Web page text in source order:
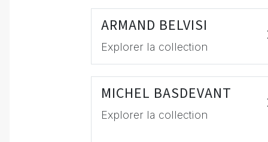
ARMAND BELVISI
Explorer la collection
MICHEL BASDEVANT
Explorer la collection